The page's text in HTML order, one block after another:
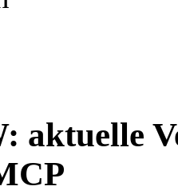
aktuelle